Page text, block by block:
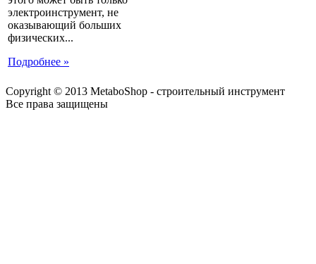
электроинструмент, не
оказывающий больших
физических...
Подробнее »
Copyright © 2013 MetaboShop - строительный инструмент
Все права защищены